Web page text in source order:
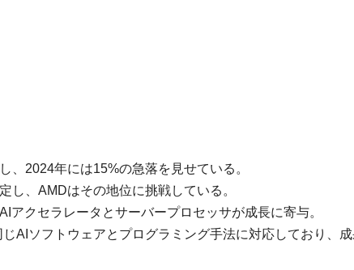
、2024年には15%の急落を見せている。
し、AMDはその地位に挑戦している。
クセラレータとサーバープロセッサが成長に寄与。
AIソフトウェアとプログラミング手法に対応しており、